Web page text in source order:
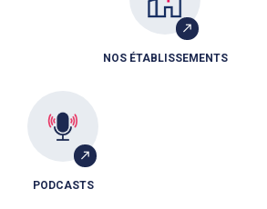
NOS ÉTABLISSEMENTS
PODCASTS